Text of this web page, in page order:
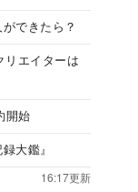
できたら？
リエイターは
開始
大鑑』
16:17更新